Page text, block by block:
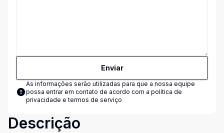
Enviar
As informações serão utilizadas para que a nossa equipe
possa entrar em contato de acordo com a política de
privacidade e termos de serviço
Descrição